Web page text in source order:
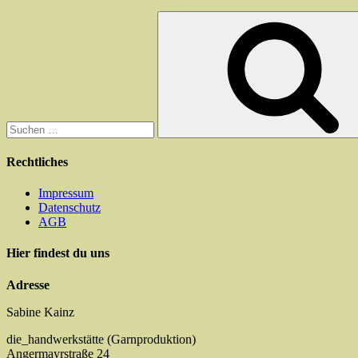
Rechtliches
Impressum
Datenschutz
AGB
Hier findest du uns
Adresse
Sabine Kainz
die_handwerkstätte (Garnproduktion)
Angermayrstraße 24